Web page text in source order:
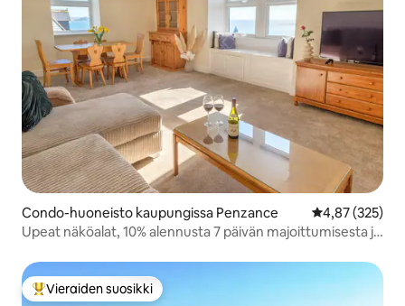
Condo-huoneisto kaupungissa Penzance
4,87 (325)
Upeat näköalat, 10% alennusta 7 päivän majoittumisesta ja
Vieraiden suosikkien parhaimmistoa
Vieraiden suosikki